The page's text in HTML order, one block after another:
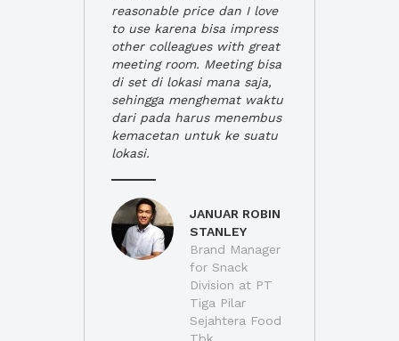
reasonable price dan I love
to use karena bisa impress
other colleagues with great
meeting room. Meeting bisa
di set di lokasi mana saja,
sehingga menghemat waktu
dari pada harus menembus
kemacetan untuk ke suatu
lokasi.
JANUAR ROBIN
STANLEY
Brand Manager
for Snack
Division at PT
Tiga Pilar
Sejahtera Food